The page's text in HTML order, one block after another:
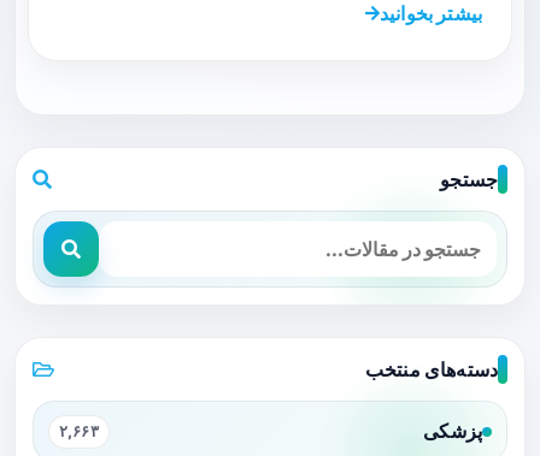
بیشتر بخوانید
جستجو
دسته‌های منتخب
پزشکی ۲,۶۶۳